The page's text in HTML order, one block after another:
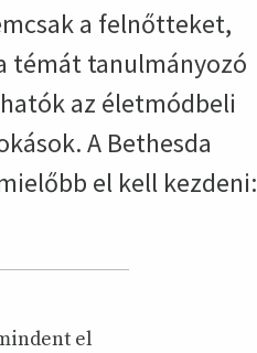
a felnőtteket,
témát tanulmányozó
az életmódbeli
A Bethesda
el kell kezdeni:
el